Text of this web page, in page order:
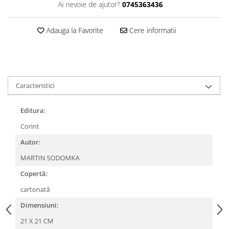
Editura Arthur
Editura Cartemma
Editura Casa
Editura Corint
Editura Frontiera
Editura Gama
Editura Kreativ
Editura Litera
Editura Lizuka Educativ
Editura Nemira
Editura Nomina
Ai nevoie de ajutor? 0745363436
Adauga la Favorite Cere informatii
Caracteristici
Editura:
Corint
Autor:
MARTIN SODOMKA
Copertă:
cartonată
Dimensiuni:
21 X 21 CM